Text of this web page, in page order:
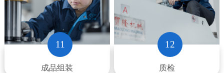
11
成品组装
12
质检